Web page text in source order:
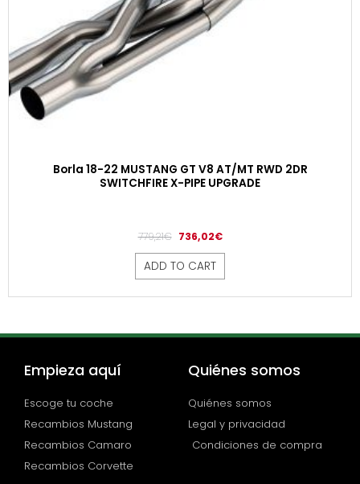
Borla 18-22 MUSTANG GT V8 AT/MT RWD 2DR
SWITCHFIRE X-PIPE UPGRADE
779,21€ 736,02€
ADD TO CART
Empieza aquí
Escoge tu coche
Recambios Mustang
Recambios Camaro
Recambios Corvette
Quiénes somos
Quiénes somos
Legal y privacidad
Condiciones de compra